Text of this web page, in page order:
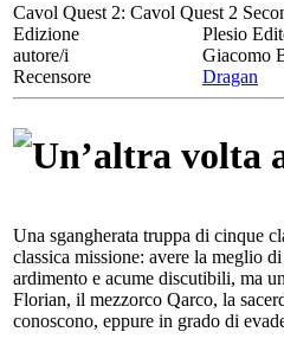
Cavol Quest 2: Cavol Quest 2
Edizione
Plesio
autore/i
Giacomo
Recensore
Dragan
Un’altra volta
Una sgangherata truppa di cinque
classica missione: avere la meglio
ardimento e acume discutibili, ma
Florian, il mezzorco Qarco, la
conoscono, eppure in grado di